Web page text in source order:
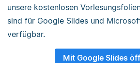
unsere kostenlosen
sind für Google Slides und
verfügbar.
Mit Google Slides